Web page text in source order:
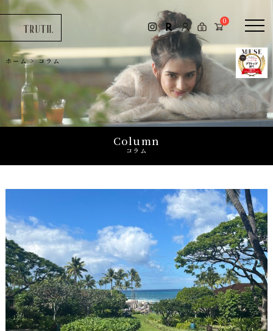
お問い合わせ
0
0
ホーム>コラム
Column
コラム